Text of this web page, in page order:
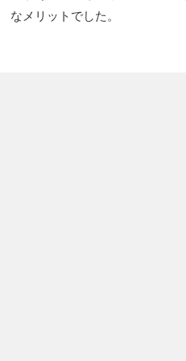
なメリットでした。